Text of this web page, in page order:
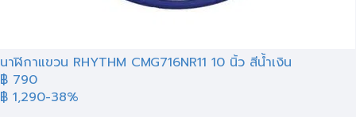
นาฬิกาแขวน RHYTHM CMG716NR11 10 นิ้ว สีน้ำเงิน
฿ 790
฿ 1,290-38%